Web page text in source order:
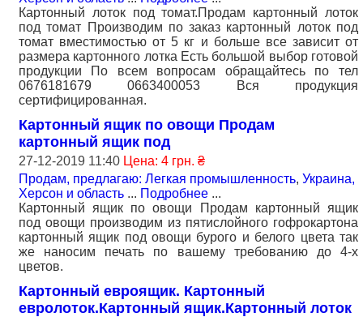
Картонный лоток под томат.Продам картонный лоток
под томат Производим по заказ картонный лоток под
томат вместимостью от 5 кг и больше все зависит от
размера картонного лотка Есть большой выбор готовой
продукции По всем вопросам обращайтесь по тел
0676181679 0663400053 Вся продукция
сертифицированная.
Картонный ящик по овощи Продам
картонный ящик под
27-12-2019 11:40 Цена: 4 грн. ₴
Продам, предлагаю: Легкая промышленность, Украина,
Херсон и область ... Подробнее ...
Картонный ящик по овощи Продам картонный ящик
под овощи производим из пятислойного гофрокартона
картонный ящик под овощи бурого и белого цвета так
же наносим печать по вашему требованию до 4-х
цветов.
Картонный евроящик. Картонный
евролоток.Картонный ящик.Картонный лоток